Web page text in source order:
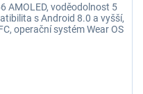
AMOLED, voděodolnost 5
s Android 8.0 a vyšší,
operační systém Wear OS